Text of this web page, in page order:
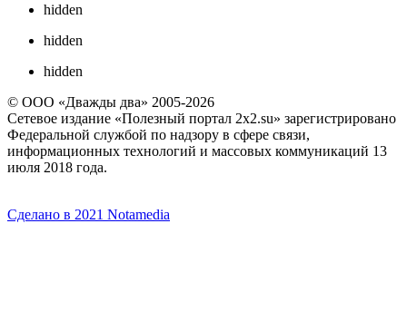
hidden
hidden
hidden
© ООО «Дважды два» 2005-2026
Сетевое издание «Полезный портал 2x2.su» зарегистрировано
Федеральной службой по надзору в сфере связи,
информационных технологий и массовых коммуникаций 13
июля 2018 года.
Сделано в 2021 Notamedia